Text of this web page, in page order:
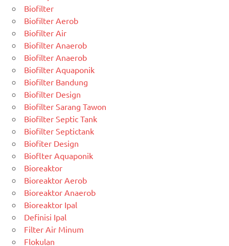
Biofilter
Biofilter Aerob
Biofilter Air
Biofilter Anaerob
Biofilter Anaerob
Biofilter Aquaponik
Biofilter Bandung
Biofilter Design
Biofilter Sarang Tawon
Biofilter Septic Tank
Biofilter Septictank
Biofiter Design
Bioflter Aquaponik
Bioreaktor
Bioreaktor Aerob
Bioreaktor Anaerob
Bioreaktor Ipal
Definisi Ipal
Filter Air Minum
Flokulan